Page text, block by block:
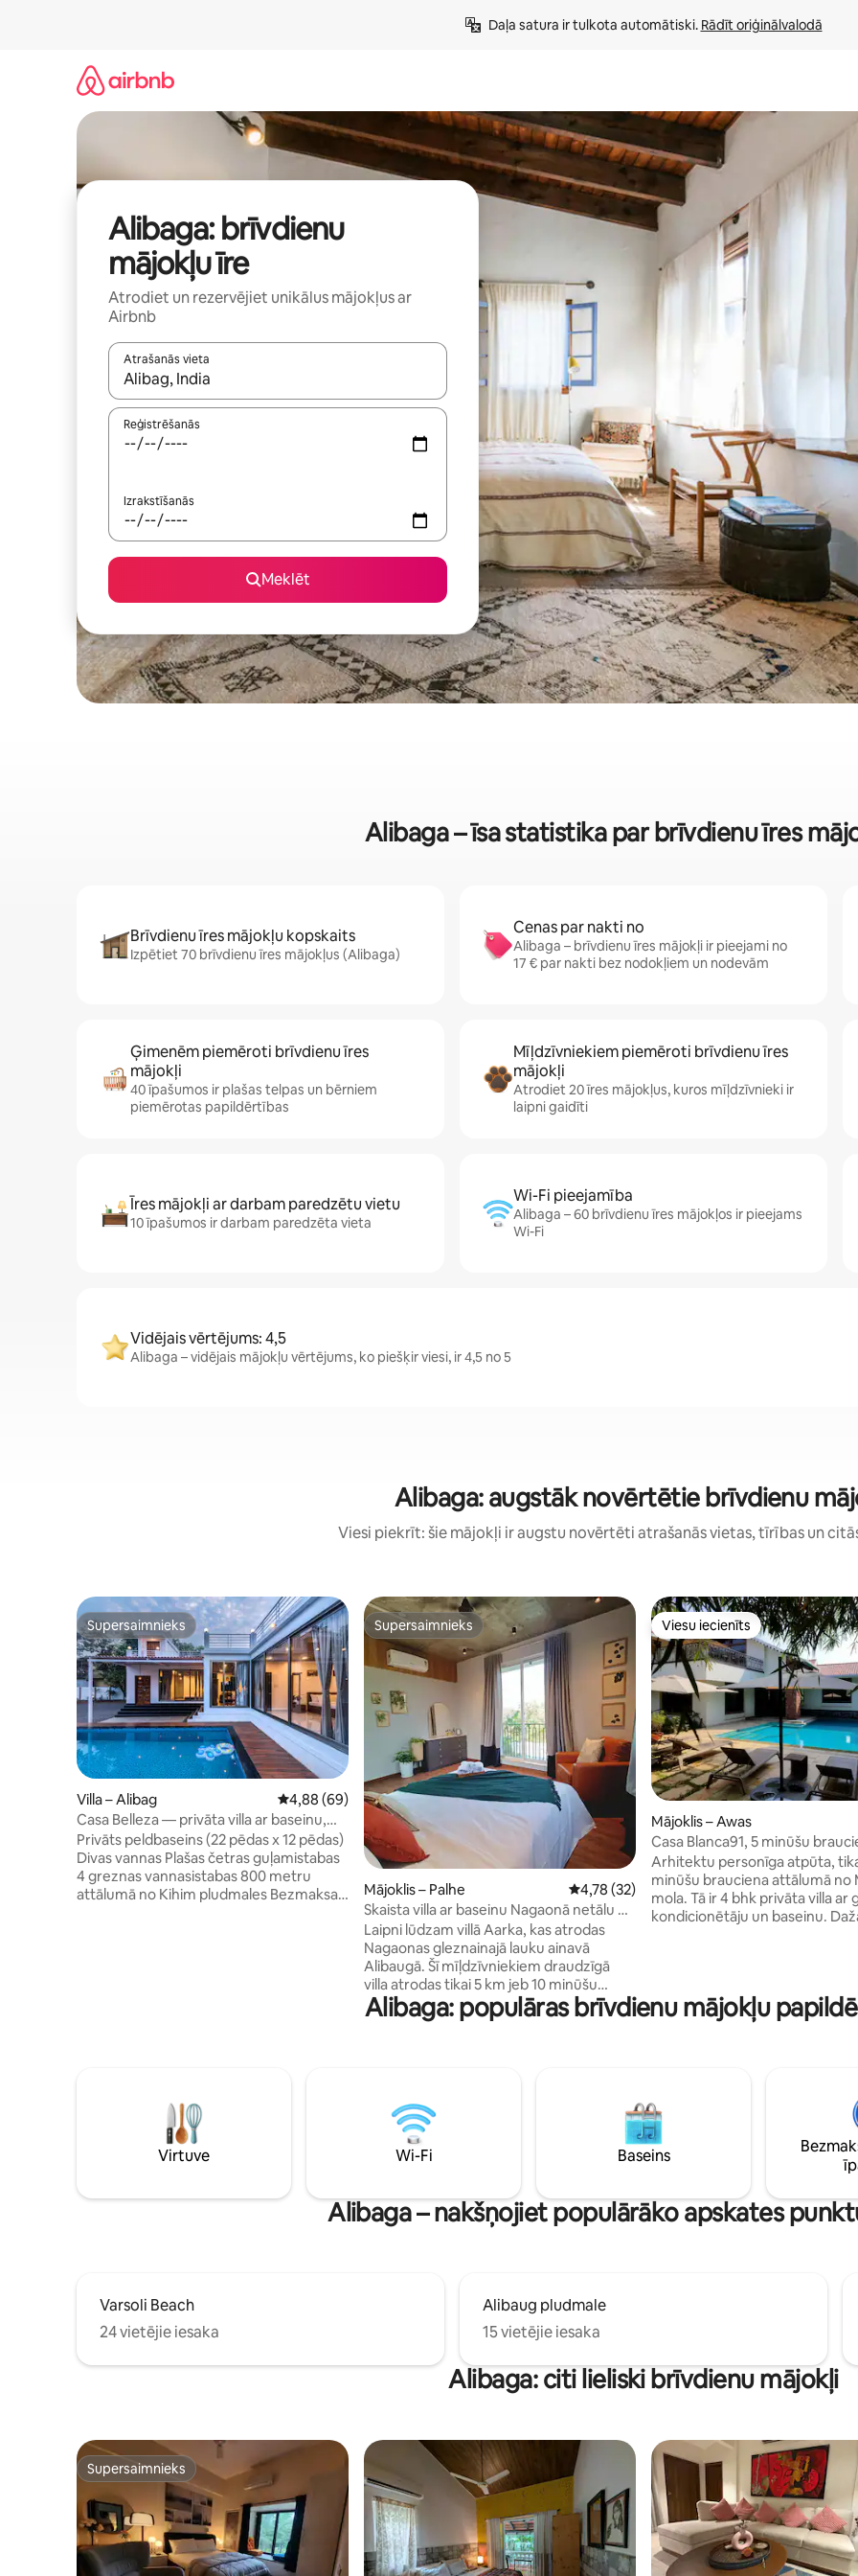
Daļa satura ir tulkota automātiski. Rādīt oriģinālvalodā
Alibaga: brīvdienu
mājokļu īre
Atrodiet un rezervējiet unikālus mājokļus ar
Airbnb
Atrašanās vieta
Kad rezultāti kļūs pieejami, izmantojiet bultiņu uz augšu un uz leju vai izpētiet tos, pieskaroties ekrānam vai pavelkot pa
Reģistrēšanās
Izrakstīšanās
Meklēt
Alibaga – īsa statistika par brīvdienu īres
Brīvdienu īres mājokļu kopskaits
Izpētiet 70 brīvdienu īres mājokļus (Alibaga)
Cenas par nakti no
Alibaga – brīvdienu īres mājokļi ir pieejami no
17 € par nakti bez nodokļiem un nodevām
Ģimenēm piemēroti brīvdienu īres
mājokļi
40 īpašumos ir plašas telpas un bērniem
piemērotas papildērtības
Mīļdzīvniekiem piemēroti brīvdienu īres
mājokļi
Atrodiet 20 īres mājokļus, kuros mīļdzīvnieki ir
laipni gaidīti
Īres mājokļi ar darbam paredzētu vietu
10 īpašumos ir darbam paredzēta vieta
Wi-Fi pieejamība
Alibaga – 60 brīvdienu īres mājokļos ir pieejams
Wi-Fi
Vidējais vērtējums: 4,5
Alibaga – vidējais mājokļu vērtējums, ko piešķir viesi, ir 4,5 no 5
Alibaga: augstāk novērtētie brīvdienu
Viesi piekrīt: šie mājokļi ir augstu novērtēti atrašanās vietas, tīrības un
Supersaimnieks
Supersaimnieks
Villa – Alibag Vidējais vērtējums: 4,88 no 5, atsauksmju skaits: 69
4,88 (69)
Casa Belleza — privāta villa ar baseinu,
Kihim Alibag
Privāts peldbaseins (22 pēdas x 12 pēdas)
Divas vannas Plašas četras guļamistabas
4 greznas vannasistabas 800 metru
attālumā no Kihim pludmales Bezmaksas
putnu čivināšanu Tīrs, kārtīgs un labi
uzturēts īpašums Garšīgs ēdiens
Supersaimnieks
Supersaimnieks
Mājoklis – Palhe Vidējais vērtējums: 4,78 no 5, atsauksmju
4,78 (32)
Skaista villa ar baseinu Nagaonā netālu no
pludmales
Laipni lūdzam villā Aarka, kas atrodas
Nagaonas gleznainajā lauku ainavā
Alibaugā. Šī mīļdzīvniekiem draudzīgā
villa atrodas tikai 5 km jeb 10 minūšu
attālumā no skaistās Nagaonas
pludmales, un tā ir ideāli piemērota garai
Ro prāmi, no Mumbajas starptautiskās
lidostas – ar pašu vadītu automašīnu.
Veicot iepriekšēju rezervāciju, pieejami
arī taksometri. Mēs esam Swiggy Zomato
piedāvā ēdienu par papildu maksu.
Viesu iecienīts
Viesu iecienīts
Mājoklis – Awas
Casa Blanca91, 5 minūšu
attālumā no Mandvas
Arhitektu personīga atpūta,
minūšu brauciena attālumā no
mola. Tā ir 4 bhk privāta villa ar gaisa
kondicionētāju un baseinu. Dažas no
televizors, Wi-Fi utt. Mājas
pieejams arī par maksu 2500
pagatavots ēdiens.( veg & non
Alibaga: populāras brīvdienu mājokļu
Virtuve Wi-Fi Baseins
Alibaga – nakšņojiet populārāko apskates
Varsoli Beach
24 vietējie iesaka
Alibaug pludmale
15 vietējie iesaka
Alibaga: citi lieliski brīvdienu mājokļi
Supersaimnieks
Supersaimnieks